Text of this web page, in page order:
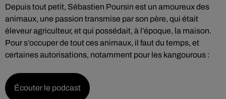
Depuis tout petit, Sébastien Poursin est un amoureux des
animaux, une passion transmise par son père, qui était
éleveur agriculteur, et qui possédait, à l’époque, la maison.
Pour s’occuper de tout ces animaux, il faut du temps, et
certaines autorisations, notamment pour les kangourous :
Écouter le podcast